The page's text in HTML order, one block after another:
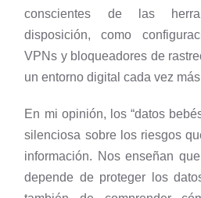
conscientes de las
disposición, como
VPNs y bloqueadores de
un entorno digital cada vez
En mi opinión, los “datos
silenciosa sobre los riesgos
información. Nos enseñan
depende de proteger los